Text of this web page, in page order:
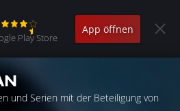
Play Store
App öffnen
und Serien mit der Beteiligung von